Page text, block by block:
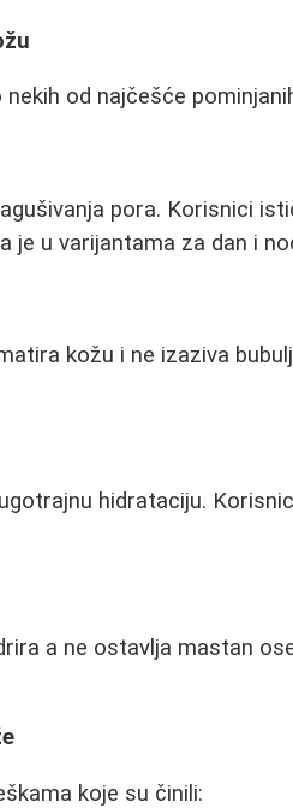
od najčešće
pora. Korisnici
je u varijantama za dan i
kožu i ne izaziva
hidrataciju.
a ne ostavlja mastan
koje su činili: